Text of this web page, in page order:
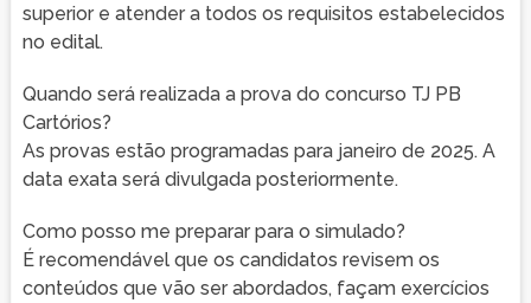
superior e atender a todos os requisitos estabelecidos
no edital.
Quando será realizada a prova do concurso TJ PB
Cartórios?
As provas estão programadas para janeiro de 2025. A
data exata será divulgada posteriormente.
Como posso me preparar para o simulado?
É recomendável que os candidatos revisem os
conteúdos que vão ser abordados, façam exercícios